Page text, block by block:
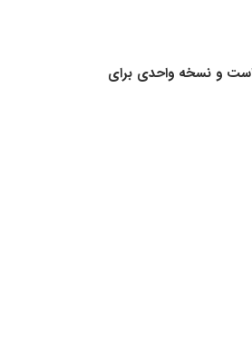
است و نسخه واحدی برای